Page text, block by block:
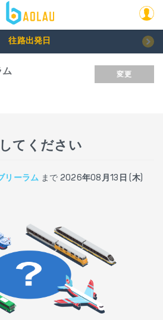
往路出発日
ム 変更
てください
リーラム まで 2026年08月13日 (木)